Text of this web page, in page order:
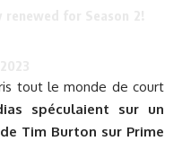
tout le monde de court
spéculaient sur un
Tim Burton sur Prime